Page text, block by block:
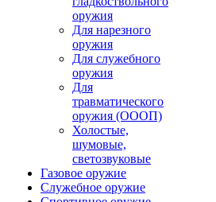
оружия
Для нарезного
оружия
Для служебного
оружия
Для
травматического
оружия (ОООП)
Холостые,
шумовые,
светозвуковые
Газовое оружие
Служебное оружие